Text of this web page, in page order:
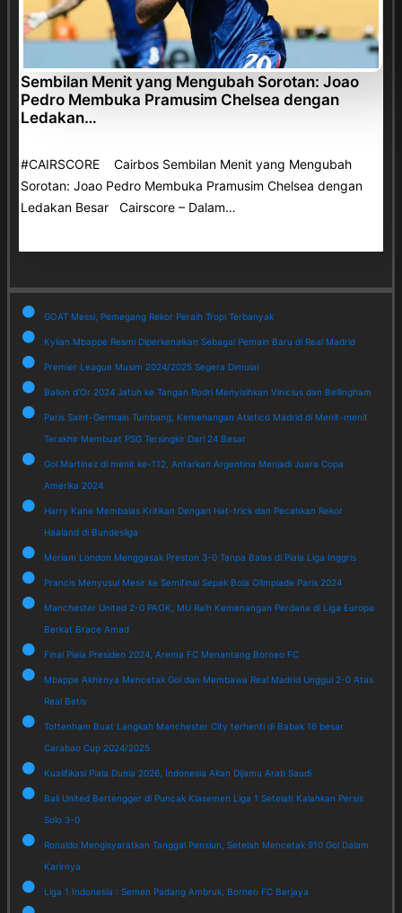
Sembilan Menit yang Mengubah Sorotan: Joao
Pedro Membuka Pramusim Chelsea dengan
Ledakan…
#CAIRSCORE Cairbos Sembilan Menit yang Mengubah
Sorotan: Joao Pedro Membuka Pramusim Chelsea dengan
Ledakan Besar Cairscore – Dalam…
GOAT Messi, Pemegang Rekor Peraih Tropi Terbanyak
Kylian Mbappe Resmi Diperkenalkan Sebagai Pemain Baru di Real Madrid
Premier League Musim 2024/2025 Segera Dimulai
Ballon d'Or 2024 Jatuh ke Tangan Rodri Menyisihkan Vinicius dan Bellingham
Paris Saint-Germain Tumbang, Kemenangan Atletico Madrid di Menit-menit
Terakhir Membuat PSG Tersingkir Dari 24 Besar
Gol Martinez di menit ke-112, Antarkan Argentina Menjadi Juara Copa
Amerika 2024
Harry Kane Membalas Kritikan Dengan Hat-trick dan Pecahkan Rekor
Haaland di Bundesliga
Meriam London Menggasak Preston 3-0 Tanpa Balas di Piala Liga Inggris
Prancis Menyusul Mesir ke Semifinal Sepak Bola Olimpiade Paris 2024
Manchester United 2-0 PAOK, MU Raih Kemenangan Perdana di Liga Europa
Berkat Brace Amad
Final Piala Presiden 2024, Arema FC Menantang Borneo FC
Mbappe Akhirnya Mencetak Gol dan Membawa Real Madrid Unggul 2-0 Atas
Real Betis
Tottenham Buat Langkah Manchester City terhenti di Babak 16 besar
Carabao Cup 2024/2025
Kualifikasi Piala Dunia 2026, Indonesia Akan Dijamu Arab Saudi
Bali United Bertengger di Puncak Klasemen Liga 1 Setelah Kalahkan Persis
Solo 3-0
Ronaldo Mengisyaratkan Tanggal Pensiun, Setelah Mencetak 910 Gol Dalam
Karirnya
Liga 1 Indonesia : Semen Padang Ambruk, Borneo FC Berjaya